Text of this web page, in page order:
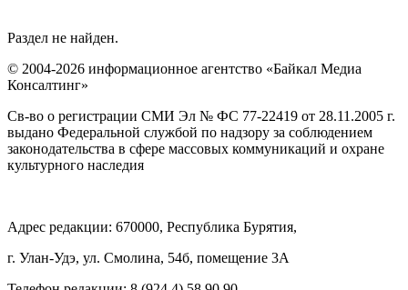
Раздел не найден.
© 2004-2026 информационное агентство «Байкал Медиа
Консалтинг»
Св-во о регистрации СМИ Эл № ФС 77-22419 от 28.11.2005 г.
выдано Федеральной службой по надзору за соблюдением
законодательства в сфере массовых коммуникаций и охране
культурного наследия
Адрес редакции: 670000, Республика Бурятия,
г. Улан-Удэ, ул. Смолина, 54б, помещение 3А